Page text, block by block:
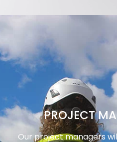
PROJECT
Our project managers